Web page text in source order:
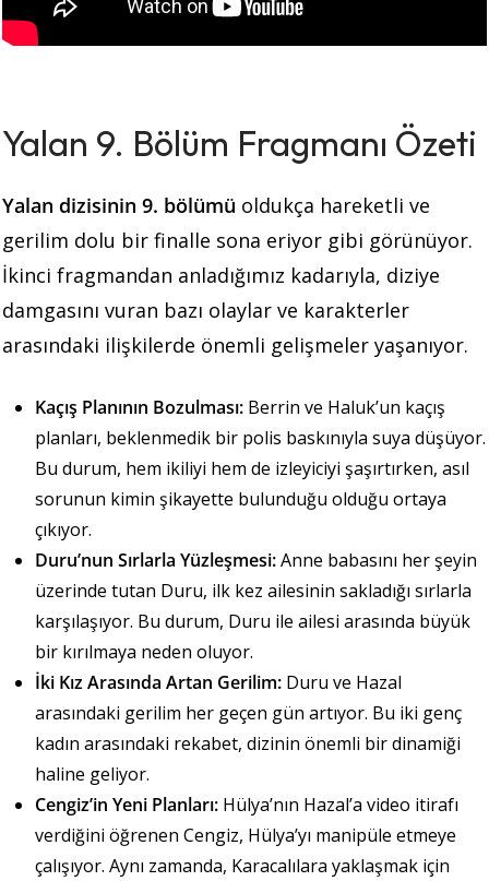
Yalan 9. Bölüm Fragmanı Özeti
Yalan dizisinin 9. bölümü oldukça hareketli ve
gerilim dolu bir finalle sona eriyor gibi görünüyor.
İkinci fragmandan anladığımız kadarıyla, diziye
damgasını vuran bazı olaylar ve karakterler
arasındaki ilişkilerde önemli gelişmeler yaşanıyor.
Kaçış Planının Bozulması: Berrin ve Haluk’un kaçış
planları, beklenmedik bir polis baskınıyla suya düşüyor.
Bu durum, hem ikiliyi hem de izleyiciyi şaşırtırken, asıl
sorunun kimin şikayette bulunduğu olduğu ortaya
çıkıyor.
Duru’nun Sırlarla Yüzleşmesi:Anne babasını her şeyin
üzerinde tutan Duru, ilk kez ailesinin sakladığı sırlarla
karşılaşıyor. Bu durum, Duru ile ailesi arasında büyük
bir kırılmaya neden oluyor.
İki Kız Arasında Artan Gerilim: Duru ve Hazal
arasındaki gerilim her geçen gün artıyor. Bu iki genç
kadın arasındaki rekabet, dizinin önemli bir dinamiği
haline geliyor.
Cengiz’in Yeni Planları: Hülya’nın Hazal’a video itirafı
verdiğini öğrenen Cengiz, Hülya’yı manipüle etmeye
çalışıyor. Aynı zamanda, Karacalılara yaklaşmak için